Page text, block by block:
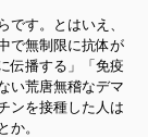
です。とはいえ、
で無制限に抗体が
伝播する」「免疫
い荒唐無稽なデマ
ンを接種した人は
か。